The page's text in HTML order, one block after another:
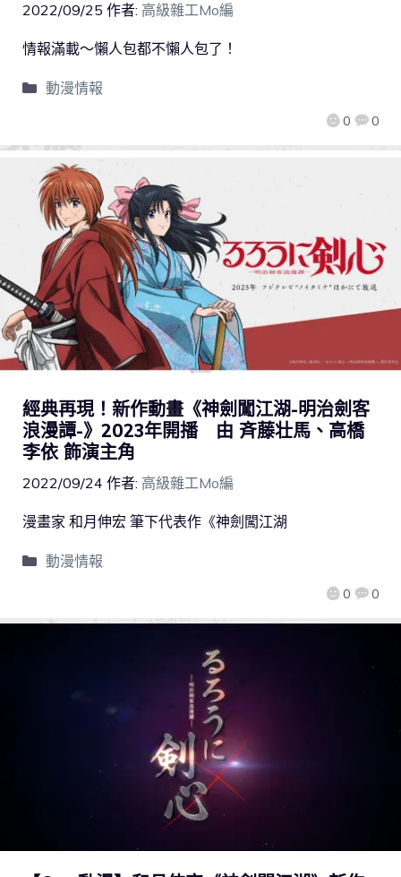
2022/09/25 作者: 高級雜工Mo編
0 0
情報滿載～懶人包都不懶人包了！
動漫情報
經典再現！新作動畫《神劍闖江湖-明治劍客
浪漫譚-》2023年開播 由 斉藤壮馬、高橋
李依 飾演主角
2022/09/24 作者: 高級雜工Mo編
0 0
漫畫家 和月伸宏 筆下代表作《神劍闖江湖
動漫情報